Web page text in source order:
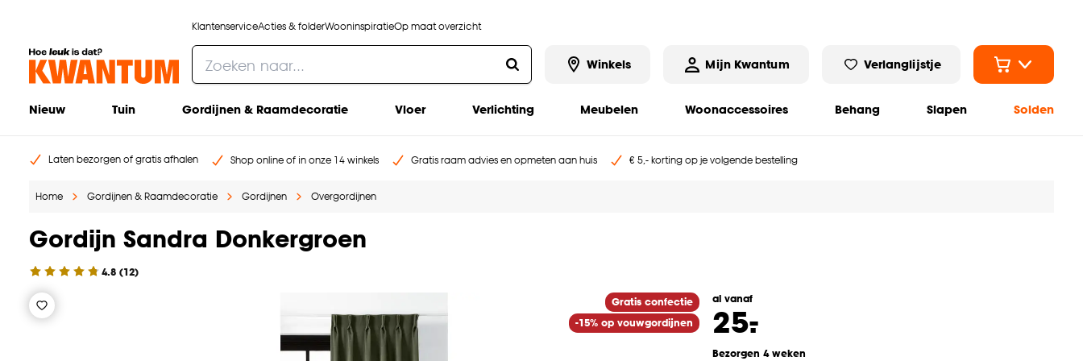
KlantenserviceActies & folderWooninspiratieOp maat overzicht
Winkels Mijn Kwantum Verlanglijstje
Nieuw Tuin Gordijnen & Raamdecoratie Vloer Verlichting Meubelen Woonaccessoires Behang Slapen Solden
Laten bezorgen of gratis afhalen Shop online of in onze 14 winkels Gratis raam advies en opmeten aan huis € 5,- korting op je volgende bestelling
Home Gordijnen & Raamdecoratie Gordijnen Overgordijnen
Gordijn Sandra Donkergroen
4.8 (12)
Gratis confectie
-15% op vouwgordijnen
al vanaf
25.
-
Bezorgen 4 weken